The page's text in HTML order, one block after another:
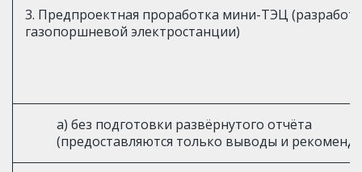
3. Предпроектная проработка мини-ТЭЦ
газопоршневой электростанции)
а) без подготовки развёрнутого отчёта
(предоставляются только выводы и